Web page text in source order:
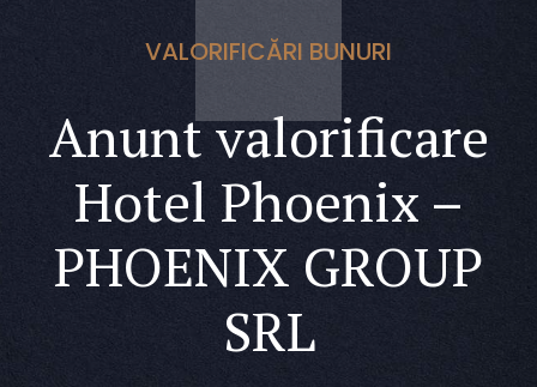
VALORIFICĂRI BUNURI
Anunt valorificare
Hotel Phoenix –
PHOENIX GROUP
SRL